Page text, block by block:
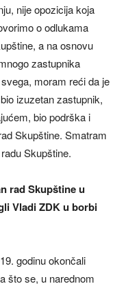
nije opozicija koja
o odlukama
a na osnovu
zastupnika
moram reći da je
izuzetan zastupnik,
bio podrška i
Skupštine. Smatram
Skupštine.
rad Skupštine u
Vladi ZDK u borbi
godinu okončali
što se, u narednom